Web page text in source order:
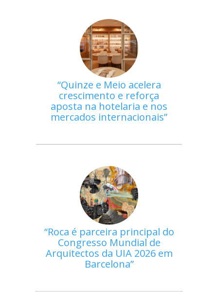
Quinze e Meio acelera
crescimento e reforça
aposta na hotelaria e nos
mercados internacionais
Roca é parceira principal do
Congresso Mundial de
Arquitectos da UIA 2026 em
Barcelona